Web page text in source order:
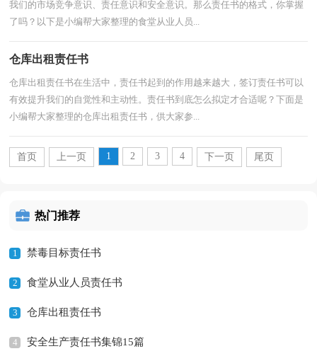
我们的市场竞争意识、责任意识和安全意识。那么责任书的格式，你掌握
了吗？以下是小编帮大家整理的食堂从业人员...
仓库出租责任书
仓库出租责任书在生活中，责任书起到的作用越来越大，签订责任书可以
有效提升我们的自觉性和主动性。责任书到底怎么拟定才合适呢？下面是
小编帮大家整理的仓库出租责任书，供大家参...
首页 上一页 1 2 3 4 下一页 尾页
热门推荐
1 禁毒目标责任书
2 食堂从业人员责任书
3 仓库出租责任书
4 安全生产责任书集锦15篇